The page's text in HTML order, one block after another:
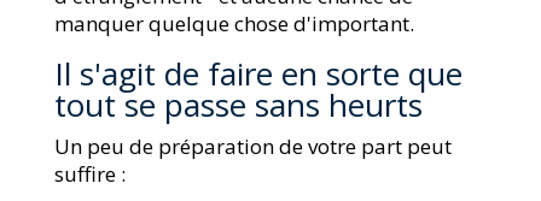
manquer quelque chose d'important.
Il s'agit de faire en sorte que
tout se passe sans heurts
Un peu de préparation de votre part peut
suffire :